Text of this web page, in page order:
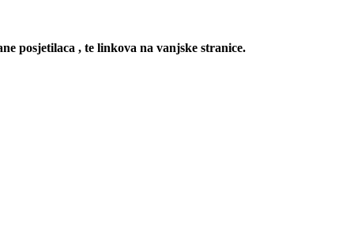
posjetilaca , te linkova na vanjske stranice.